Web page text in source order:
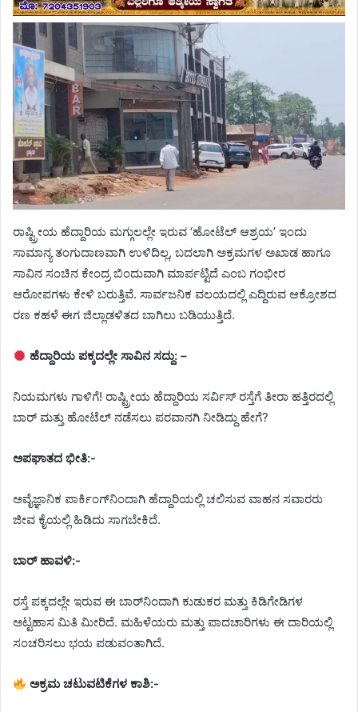
ರಾಷ್ಟ್ರೀಯ ಹೆದ್ದಾರಿಯ ಮಗ್ಗುಲಲ್ಲೇ ಇರುವ ‘ಹೋಟೆಲ್ ಆಶ್ರಯ’ ಇಂದು
ಸಾಮಾನ್ಯ ತಂಗುದಾಣವಾಗಿ ಉಳಿದಿಲ್ಲ, ಬದಲಾಗಿ ಅಕ್ರಮಗಳ ಅಖಾಡ ಹಾಗೂ
ಸಾವಿನ ಸಂಚಿನ ಕೇಂದ್ರ ಬಿಂದುವಾಗಿ ಮಾರ್ಪಟ್ಟಿದೆ ಎಂಬ ಗಂಭೀರ
ಆರೋಪಗಳು ಕೇಳಿ ಬರುತ್ತಿವೆ. ಸಾರ್ವಜನಿಕ ವಲಯದಲ್ಲಿ ಎದ್ದಿರುವ ಆಕ್ರೋಶದ
ರಣ ಕಹಳೆ ಈಗ ಜಿಲ್ಲಾಡಳಿತದ ಬಾಗಿಲು ಬಡಿಯುತ್ತಿದೆ.
ಹೆದ್ದಾರಿಯ ಪಕ್ಕದಲ್ಲೇ ಸಾವಿನ ಸದ್ದು: –
ನಿಯಮಗಳು ಗಾಳಿಗೆ! ರಾಷ್ಟ್ರೀಯ ಹೆದ್ದಾರಿಯ ಸರ್ವಿಸ್ ರಸ್ತೆಗೆ ತೀರಾ ಹತ್ತಿರದಲ್ಲಿ
ಬಾರ್ ಮತ್ತು ಹೋಟೆಲ್ ನಡೆಸಲು ಪರವಾನಗಿ ನೀಡಿದ್ದು ಹೇಗೆ?
ಅಪಘಾತದ ಭೀತಿ:-
ಅವೈಜ್ಞಾನಿಕ ಪಾರ್ಕಿಂಗ್‌ನಿಂದಾಗಿ ಹೆದ್ದಾರಿಯಲ್ಲಿ ಚಲಿಸುವ ವಾಹನ ಸವಾರರು
ಜೀವ ಕೈಯಲ್ಲಿ ಹಿಡಿದು ಸಾಗಬೇಕಿದೆ.
ಬಾರ್ ಹಾವಳಿ:-
ರಸ್ತೆ ಪಕ್ಕದಲ್ಲೇ ಇರುವ ಈ ಬಾರ್‌ನಿಂದಾಗಿ ಕುಡುಕರ ಮತ್ತು ಕಿಡಿಗೇಡಿಗಳ
ಅಟ್ಟಹಾಸ ಮಿತಿ ಮೀರಿದೆ. ಮಹಿಳೆಯರು ಮತ್ತು ಪಾದಚಾರಿಗಳು ಈ ದಾರಿಯಲ್ಲಿ
ಸಂಚರಿಸಲು ಭಯ ಪಡುವಂತಾಗಿದೆ.
ಅಕ್ರಮ ಚಟುವಟಿಕೆಗಳ ಕಾಶಿ:-